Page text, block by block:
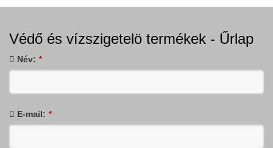
Védő és vízszigetelö termékek - Űrlap
Név: *
E-mail: *